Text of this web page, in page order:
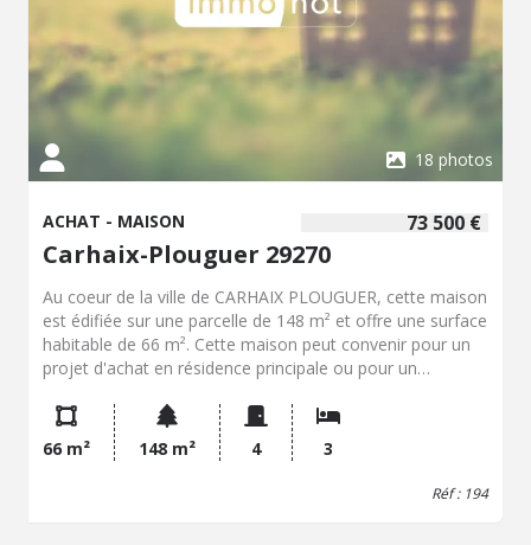
18 photos
73 500 €
ACHAT - MAISON
Carhaix-Plouguer 29270
Au coeur de la ville de CARHAIX PLOUGUER, cette maison
est édifiée sur une parcelle de 148 m² et offre une surface
habitable de 66 m². Cette maison peut convenir pour un
projet d'achat en résidence principale ou pour un
suivante : Au sous-sol : Garage, cave, local technique; -
Au-rez-de-chaussée : entrée, séjour avec cheminée,
cuisine, WC, douche, une chambre; - A l'étage : palier,
deux chambres L'ensemble est à rafraîchir et peut être
66 m² 148 m² 4 3
Réf : 194